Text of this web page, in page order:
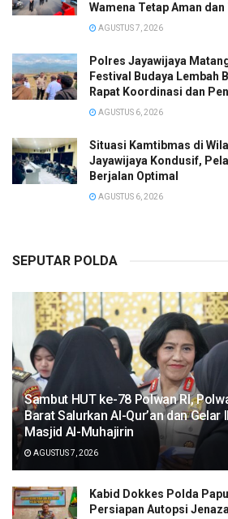
Wamena Tetap Aman
AGUSTUS 7, 2026
Polres Jayawijaya
Festival Budaya Lembah
Rapat Koordinasi dan
AGUSTUS 6, 2026
Situasi Kamtibmas di
Jayawijaya Kondusif,
Berjalan Optimal
AGUSTUS 6, 2026
SEPUTAR POLDA
Sambut HUT ke-78 Polwan RI,
Barat Salurkan Al-Qur’an dan Gelar
Masjid Al-Muhajirin
AGUSTUS 7, 2026
Kabid Dokkes Polda
Persiapan Autopsi